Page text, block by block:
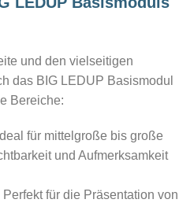
und den vielseitigen
das BIG LEDUP Basismodul
Bereiche:
Ideal für mittelgroße bis große
und Aufmerksamkeit
Perfekt für die Präsentation von